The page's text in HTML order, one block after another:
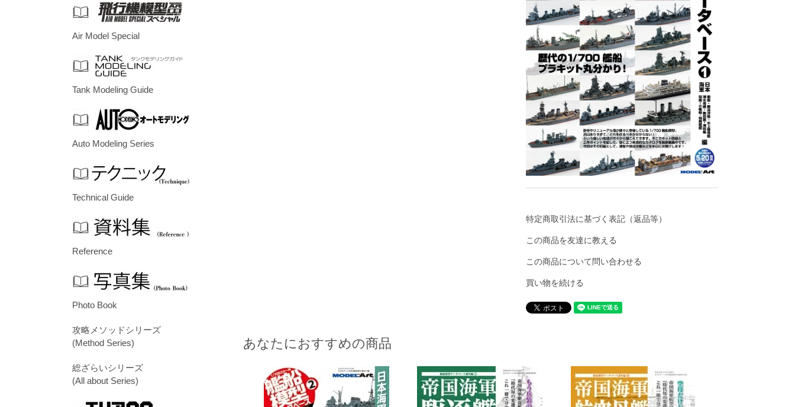
特定商取引法に基づく表記（返品等）
この商品を友達に教える
この商品について問い合わせる
買い物を続ける
あなたにおすすめの商品
Air Model Special
Tank Modeling Guide
Auto Modeling Series
Technical Guide
Reference
Photo Book
攻略メソッドシリーズ
(Method Series)
総ざらいシリーズ
(All about Series)